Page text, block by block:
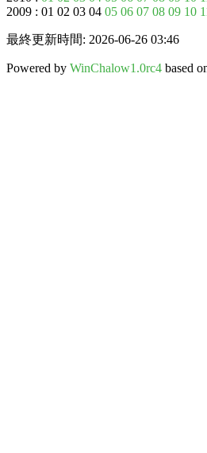
2009 : 01 02 03 04 05 06 07 08 09 10
最終更新時間: 2026-06-26 03:46
Powered by WinChalow1.0rc4 based